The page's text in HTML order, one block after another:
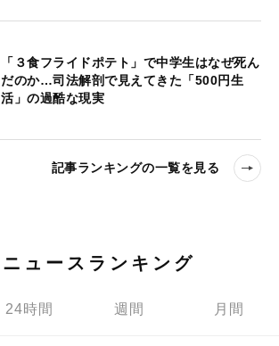
「３食フライドポテト」で中学生はなぜ死ん
だのか…司法解剖で見えてきた「500円生
活」の過酷な現実
記事ランキングの一覧を見る
ニュースランキング
24時間 週間 月間